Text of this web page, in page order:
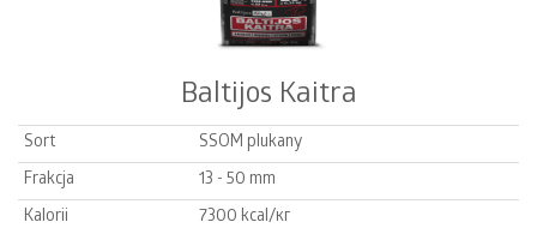
Baltijos Kaitra
Sort
SSOM plukany
Frakcja
13 - 50 mm
Kalorii
7300 kcal/кг